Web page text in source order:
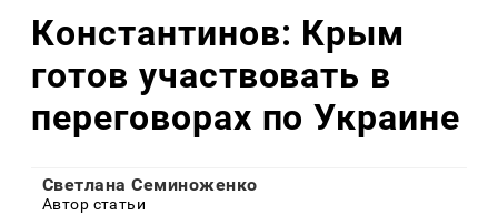
Константинов: Крым
готов участвовать в
переговорах по Украине
Светлана Семиноженко
Автор статьи